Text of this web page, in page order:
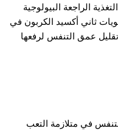
الراجعة البيولوجية
ثاني أكسيد الكربون في
عمق التنفس لرفعها
في متلازمة التعب